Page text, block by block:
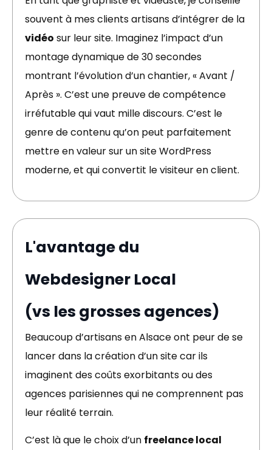
souvent à mes clients artisans d’intégrer de la
vidéo sur leur site. Imaginez l’impact d’un
montage dynamique de 30 secondes
montrant l’évolution d’un chantier, « Avant /
Après ». C’est une preuve de compétence
irréfutable qui vaut mille discours. C’est le
genre de contenu qu’on peut parfaitement
mettre en valeur sur un site WordPress
moderne, et qui convertit le visiteur en client.
L'avantage du
Webdesigner Local
(vs les grosses agences)
Beaucoup d’artisans en Alsace ont peur de se
lancer dans la création d’un site car ils
imaginent des coûts exorbitants ou des
agences parisiennes qui ne comprennent pas
leur réalité terrain.
C’est là que le choix d’un freelance local